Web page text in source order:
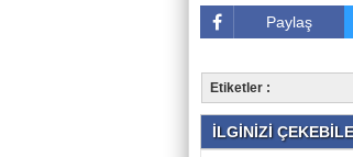
Paylaş
Etiketler :
İLGİNİZİ